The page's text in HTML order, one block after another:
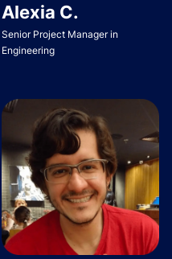
Alexia C.
Senior Project Manager in
Engineering